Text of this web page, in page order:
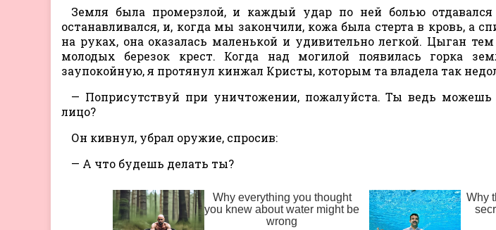
Земля была промерзлой, и каждый удар по ней болью
останавливался, и, когда мы закончили, кожа была стерта в кровь, а
на руках, она оказалась маленькой и удивительно легкой. Цыган
молодых березок крест. Когда над могилой появилась горка
заупокойную, я протянул кинжал Кристы, которым та владела так
— Поприсутствуй при уничтожении, пожалуйста. Ты ведь можешь
лицо?
Он кивнул, убрал оружие, спросив:
— А что будешь делать ты?